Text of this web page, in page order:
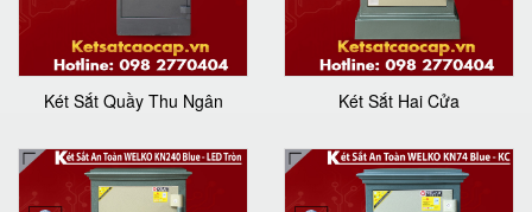
Két Sắt Quầy Thu Ngân Két Sắt Hai Cửa